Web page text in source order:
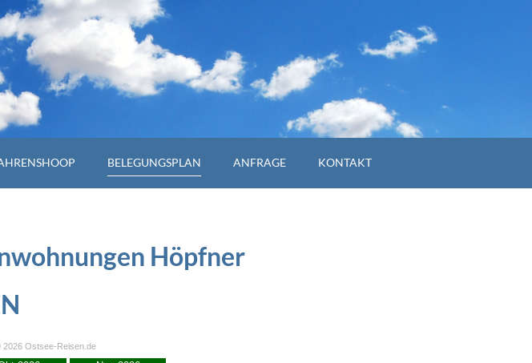
BELEGUNGSPLAN ANFRAGE KONTAKT
Höpfner